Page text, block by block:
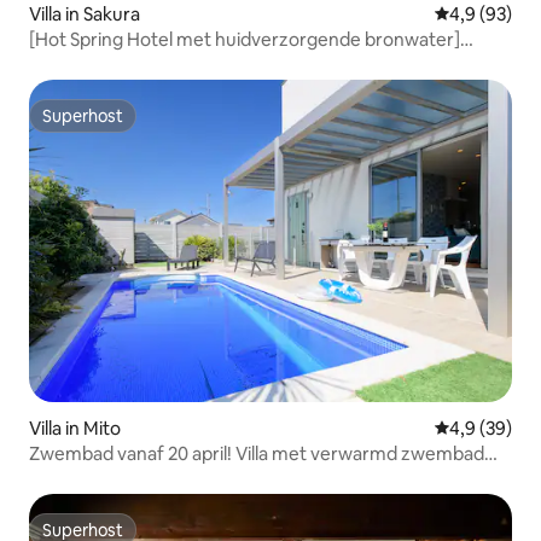
Villa in Sakura Gemiddelde
4,9 (93)
[Hot Spring Hotel met huidverzorgende bronwater]
Hot Spring met stenen bad | SPA (aroma-olie,
acupressuur)
Superhost
Superhost
Villa in Mito Gemiddelde
4,9 (39)
Zwembad vanaf 20 april! Villa met verwarmd zwembad｜
Superhost